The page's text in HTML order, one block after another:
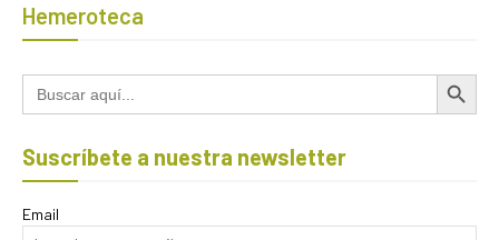
Hemeroteca
Buscar: Botón de
Suscríbete a nuestra newsletter
Email